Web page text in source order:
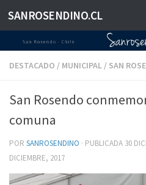
Saltar al contenido
SANROSENDINO.CL
DESTACADO / MUNICIPAL / SAN
San Rosendo
comuna
POR SANROSENDINO · PUBLICADA 30
DICIEMBRE, 2017